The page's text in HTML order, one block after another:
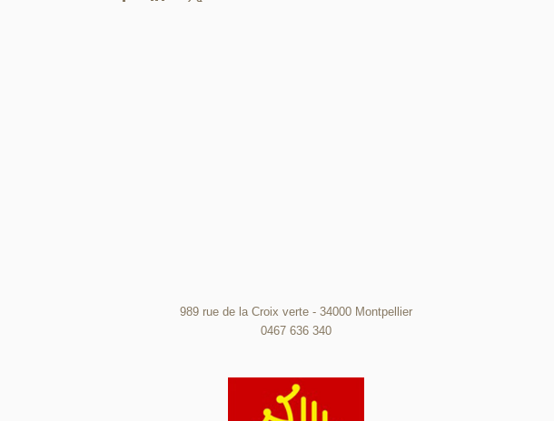
989 rue de la Croix verte - 34000 Montpellier
0467 636 340